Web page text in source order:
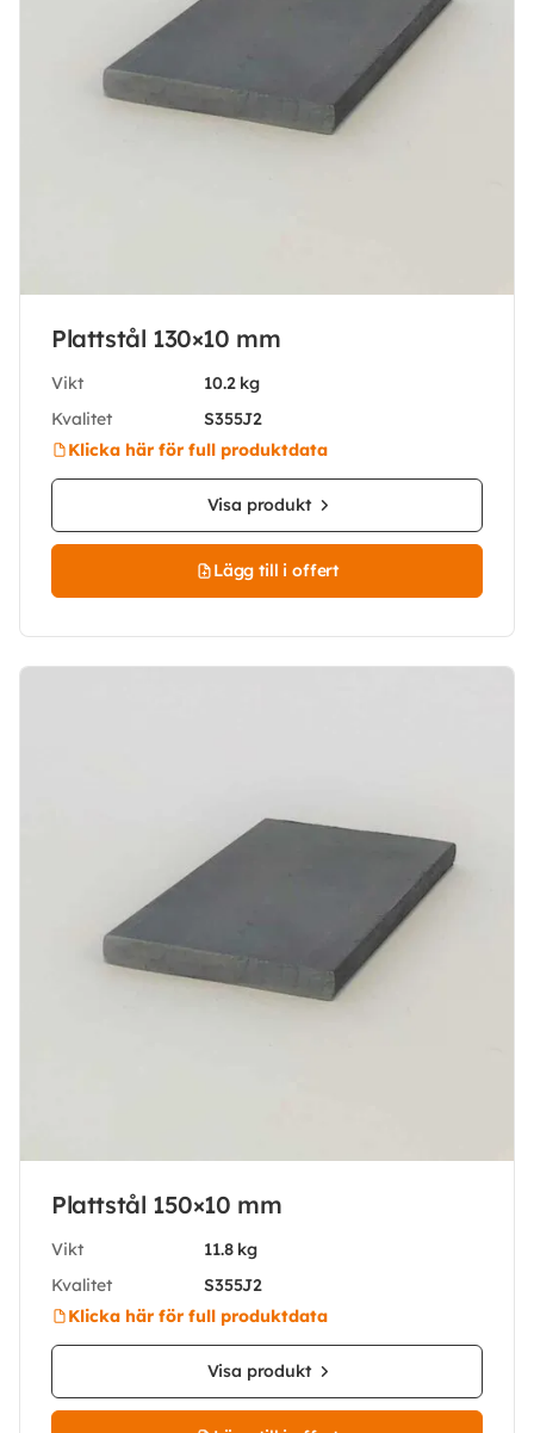
Plattstål 130×10 mm
Vikt
10.2 kg
Kvalitet
S355J2
Klicka här för full produktdata
Visa produkt
Lägg till i offert
Plattstål 150×10 mm
Vikt
11.8 kg
Kvalitet
S355J2
Klicka här för full produktdata
Visa produkt